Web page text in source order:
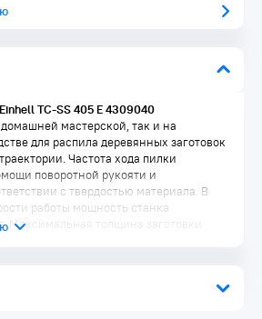
TC-SS 405 E 4309040
мастерской, так и на
для распила деревянных заготовок
Частота хода пилки
поворотной рукояти и
с твердостью материала. В
работы мощность станка
Максимальная толщина заготовки
позволяет быстро натягивать и